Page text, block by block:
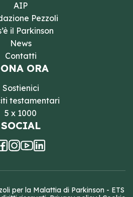
AIP
Pezzoli
il Parkinson
News
Contatti
ORA
Sostienici
testamentari
5 x 1000
SOCIAL
per la Malattia di Parkinson - ETS